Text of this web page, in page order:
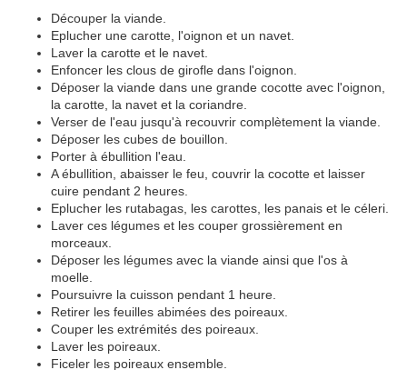
Découper la viande.
Eplucher une carotte, l'oignon et un navet.
Laver la carotte et le navet.
Enfoncer les clous de girofle dans l'oignon.
Déposer la viande dans une grande cocotte avec l'oignon,
la carotte, la navet et la coriandre.
Verser de l'eau jusqu'à recouvrir complètement la viande.
Déposer les cubes de bouillon.
Porter à ébullition l'eau.
A ébullition, abaisser le feu, couvrir la cocotte et laisser
cuire pendant 2 heures.
Eplucher les rutabagas, les carottes, les panais et le céleri.
Laver ces légumes et les couper grossièrement en
morceaux.
Déposer les légumes avec la viande ainsi que l'os à
moelle.
Poursuivre la cuisson pendant 1 heure.
Retirer les feuilles abimées des poireaux.
Couper les extrémités des poireaux.
Laver les poireaux.
Ficeler les poireaux ensemble.